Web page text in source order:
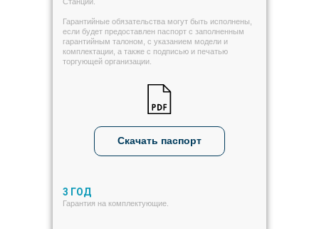
Гарантийные обязательства могут быть исполнены,
если будет предоставлен паспорт с заполненным
гарантийным талоном, с указанием модели и
комплектации, а также с подписью и печатью
торгующей организации.
Гарантия на комплектующие.
3 ГОД
Скачать паспорт